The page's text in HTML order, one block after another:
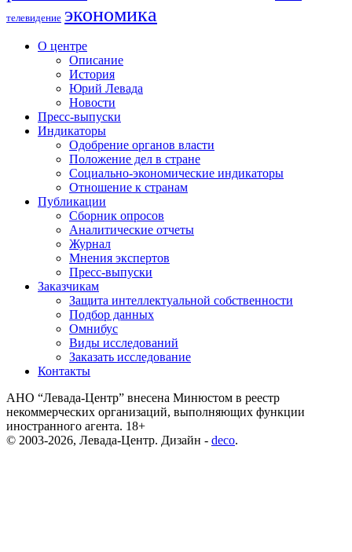
телевидение экономика
О центре
Описание
История
Юрий Левада
Новости
Пресс-выпуски
Индикаторы
Одобрение органов власти
Положение дел в стране
Социально-экономические индикаторы
Отношение к странам
Публикации
Сборник опросов
Аналитические отчеты
Журнал
Мнения экспертов
Пресс-выпуски
Заказчикам
Защита интеллектуальной собственности
Подбор данных
Омнибус
Виды исследований
Заказать исследование
Контакты
АНО “Левада-Центр” внесена Минюстом в реестр
некоммерческих организаций, выполняющих функции
иностранного агента. 18+
© 2003-2026, Левада-Центр. Дизайн - deco.